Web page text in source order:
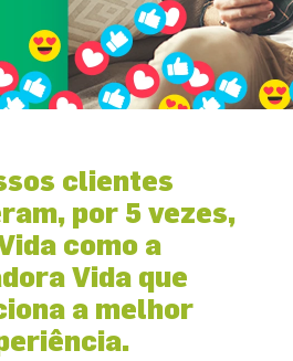
clientes
por 5 vezes,
como a
Vida que
a melhor